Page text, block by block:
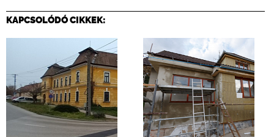
KAPCSOLÓDÓ CIKKEK: